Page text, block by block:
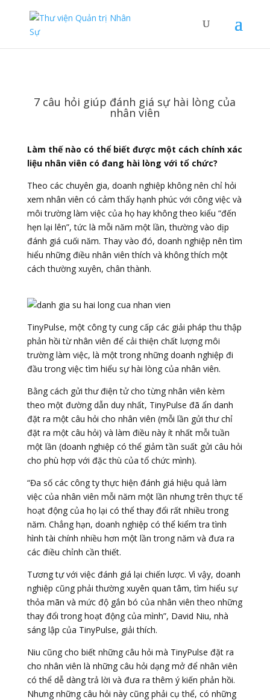
7 câu hỏi giúp đánh giá sự hài lòng của
nhân viên
Làm thế nào có thể biết được một cách chính xác
liệu nhân viên có đang hài lòng với tổ chức?
Theo các chuyên gia, doanh nghiệp không nên chỉ hỏi
xem nhân viên có cảm thấy hạnh phúc với công việc và
môi trường làm việc của họ hay không theo kiểu “đến
hẹn lại lên”, tức là mỗi năm một lần, thường vào dịp
đánh giá cuối năm. Thay vào đó, doanh nghiệp nên tìm
hiểu những điều nhân viên thích và không thích một
cách thường xuyên, chân thành.
TinyPulse, một công ty cung cấp các giải pháp thu thập
phản hồi từ nhân viên để cải thiện chất lượng môi
trường làm việc, là một trong những doanh nghiệp đi
đầu trong việc tìm hiểu sự hài lòng của nhân viên.
Bằng cách gửi thư điện tử cho từng nhân viên kèm
theo một đường dẫn duy nhất, TinyPulse đã ẩn danh
đặt ra một câu hỏi cho nhân viên (mỗi lần gửi thư chỉ
đặt ra một câu hỏi) và làm điều này ít nhất mỗi tuần
một lần (doanh nghiệp có thể giảm tần suất gửi câu hỏi
cho phù hợp với đặc thù của tổ chức mình).
“Đa số các công ty thực hiện đánh giá hiệu quả làm
việc của nhân viên mỗi năm một lần nhưng trên thực tế
hoạt động của họ lại có thể thay đổi rất nhiều trong
năm. Chẳng hạn, doanh nghiệp có thể kiểm tra tình
hình tài chính nhiều hơn một lần trong năm và đưa ra
các điều chỉnh cần thiết.
Tương tự với việc đánh giá lại chiến lược. Vì vậy, doanh
nghiệp cũng phải thường xuyên quan tâm, tìm hiểu sự
thỏa mãn và mức độ gắn bó của nhân viên theo những
thay đổi trong hoạt động của mình”, David Niu, nhà
sáng lập của TinyPulse, giải thích.
Niu cũng cho biết những câu hỏi mà TinyPulse đặt ra
cho nhân viên là những câu hỏi dạng mở để nhân viên
có thể dễ dàng trả lời và đưa ra thêm ý kiến phản hồi.
Nhưng những câu hỏi này cũng phải cụ thể, có những